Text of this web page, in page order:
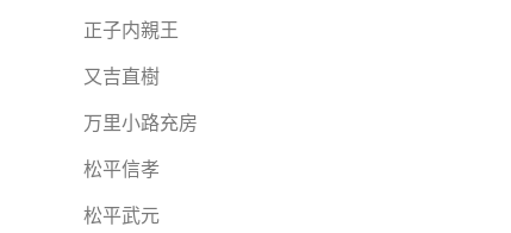
正子内親王
又吉直樹
万里小路充房
松平信孝
松平武元